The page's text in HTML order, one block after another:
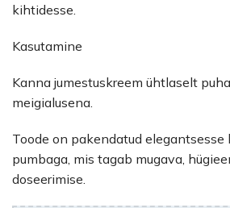
kihtidesse.
Kasutamine
Kanna jumestuskreem ühtlaselt
meigialusena.
Toode on pakendatud elegantsesse
pumbaga, mis tagab mugava,
doseerimise.